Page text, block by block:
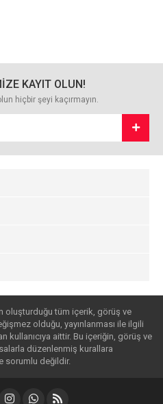
KAYIT OLUN!
hiçbir şeyi kaçırmayın.
oluşturduğu tüm içerik, görüş ve
olduğu, yayınlanması ile ilgili
kullanıcıya aittir. Bu içeriğin, görüş ve
düzenlenmiş kurallara
sorumlu değildir.